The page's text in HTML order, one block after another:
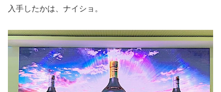
入手したかは、ナイショ。